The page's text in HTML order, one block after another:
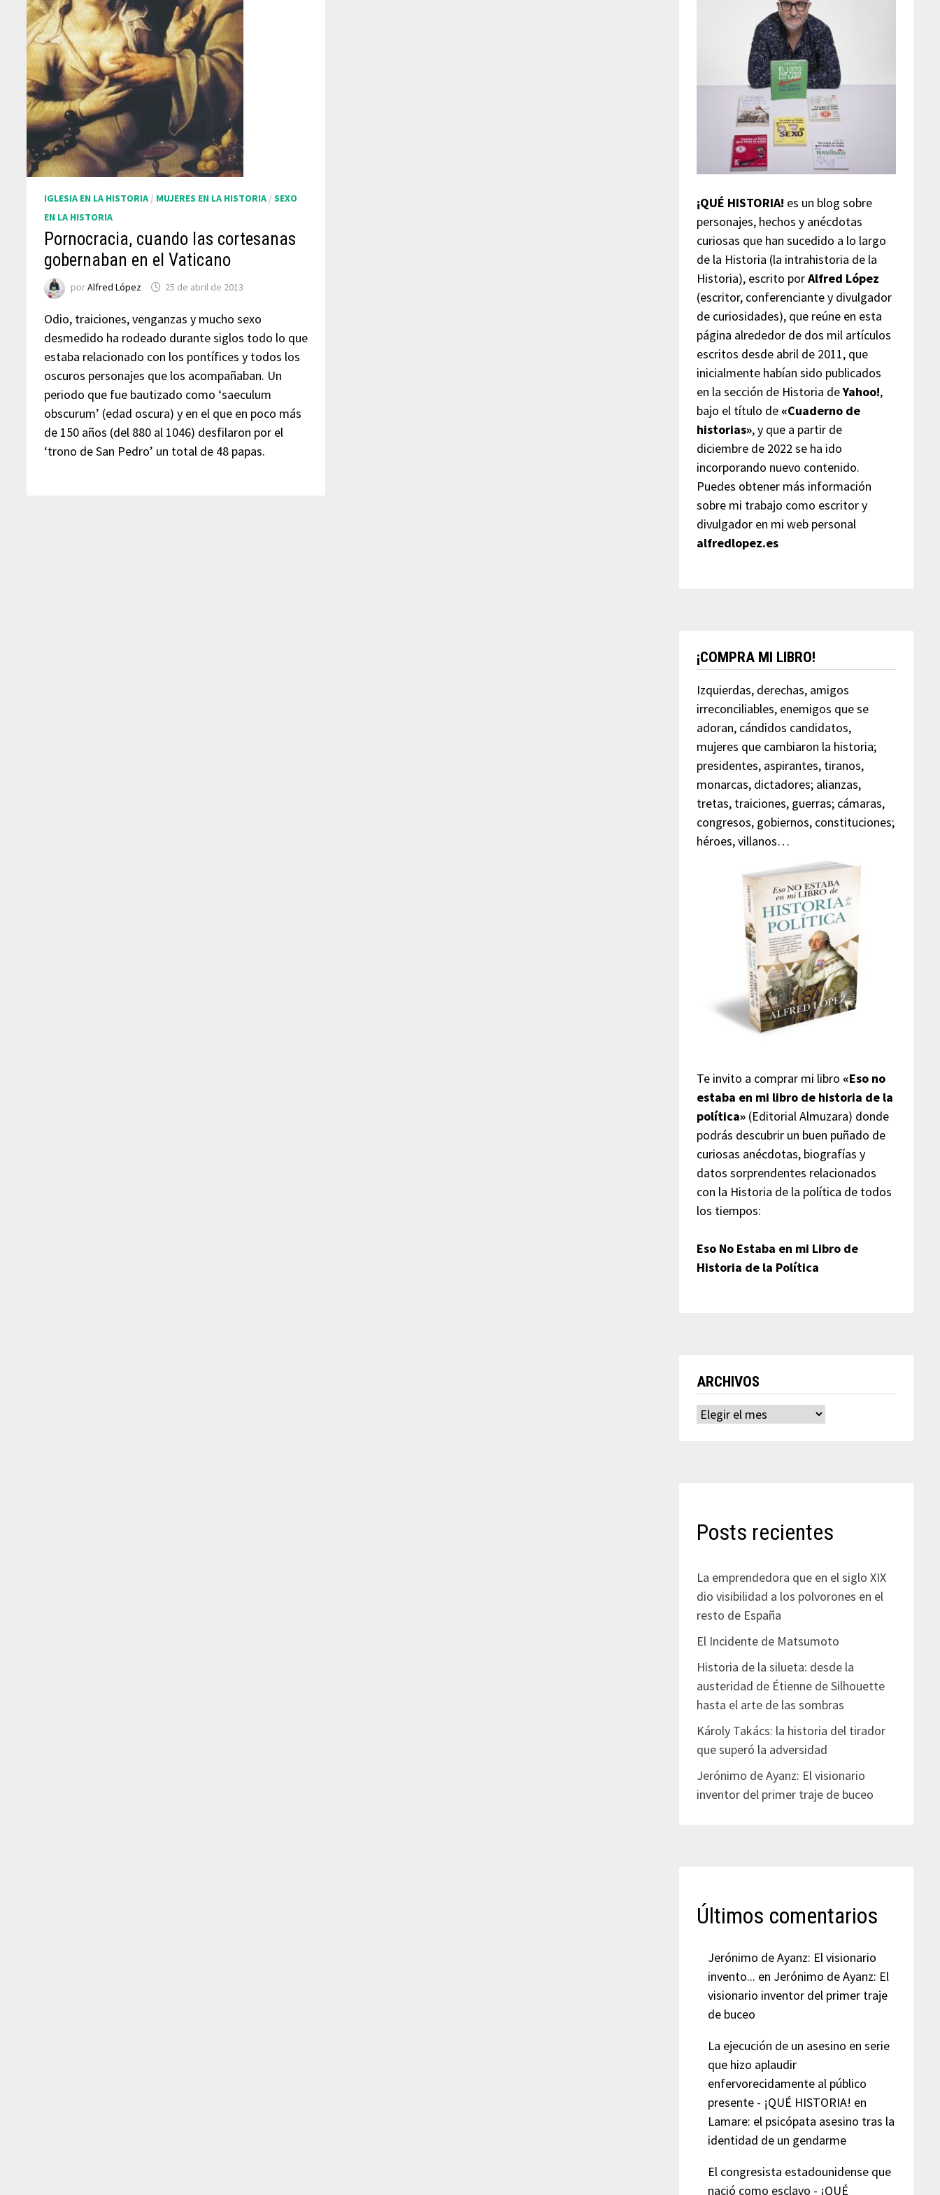
IGLESIA EN LA HISTORIA / MUJERES EN LA HISTORIA /SEXO
EN LA HISTORIA
Pornocracia, cuando las cortesanas
gobernaban en el Vaticano
porAlfred López 25 de abril de 2013
Odio, traiciones, venganzas y mucho sexo
desmedido ha rodeado durante siglos todo lo que
estaba relacionado con los pontífices y todos los
oscuros personajes que los acompañaban. Un
periodo que fue bautizado como ‘saeculum
obscurum’ (edad oscura) y en el que en poco más
de 150 años (del 880 al 1046) desfilaron por el
‘trono de San Pedro’ un total de 48 papas.
¡QUÉ HISTORIA! es un blog sobre
personajes, hechos y anécdotas
curiosas que han sucedido a lo largo
de la Historia (la intrahistoria de la
Historia), escrito porAlfred López
(escritor, conferenciante y divulgador
de curiosidades), que reúne en esta
página alrededor de dos mil artículos
escritos desde abril de 2011, que
inicialmente habían sido publicados
en la sección de Historia deYahoo!,
bajo el título de «Cuaderno de
historias», y que a partir de
diciembre de 2022 se ha ido
incorporando nuevo contenido.
Puedes obtener más información
sobre mi trabajo como escritor y
divulgador en mi web personal
alfredlopez.es
¡COMPRA MI LIBRO!
Izquierdas, derechas, amigos
irreconciliables, enemigos que se
adoran, cándidos candidatos,
mujeres que cambiaron la historia;
presidentes, aspirantes, tiranos,
monarcas, dictadores; alianzas,
tretas, traiciones, guerras; cámaras,
congresos, gobiernos, constituciones;
héroes, villanos…
Te invito a comprar mi libro «Eso no
estaba en mi libro de historia de la
política»(Editorial Almuzara) donde
podrás descubrir un buen puñado de
curiosas anécdotas, biografías y
datos sorprendentes relacionados
con la Historia de la política de todos
los tiempos:
Eso No Estaba en mi Libro de
Historia de la Política
ARCHIVOS
Archivos
Posts recientes
La emprendedora que en el siglo XIX
dio visibilidad a los polvorones en el
resto de España
El Incidente de Matsumoto
Historia de la silueta: desde la
austeridad de Étienne de Silhouette
hasta el arte de las sombras
Károly Takács: la historia del tirador
que superó la adversidad
Jerónimo de Ayanz: El visionario
inventor del primer traje de buceo
Últimos comentarios
Jerónimo de Ayanz: El visionario
invento... en Jerónimo de Ayanz: El
visionario inventor del primer traje
de buceo
La ejecución de un asesino en serie
que hizo aplaudir
enfervorecidamente al público
presente - ¡QUÉ HISTORIA! en
Lamare: el psicópata asesino tras la
identidad de un gendarme
El congresista estadounidense que
nació como esclavo - ¡QUÉ